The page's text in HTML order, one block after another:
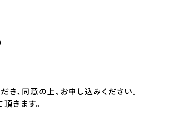
、同意の上、お申し込みください。
きます。